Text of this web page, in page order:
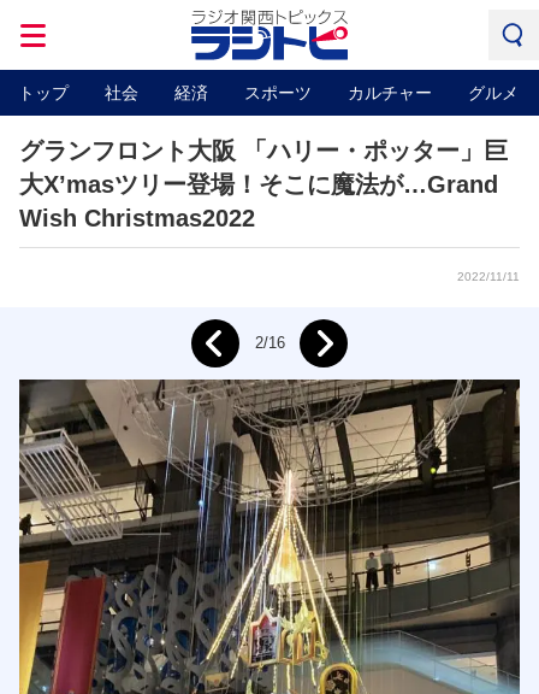
トップ 社会 経済 スポーツ カルチャー グルメ
グランフロント大阪 「ハリー・ポッター」巨
大X’masツリー登場！そこに魔法が…Grand
Wish Christmas2022
2022/11/11
2/16